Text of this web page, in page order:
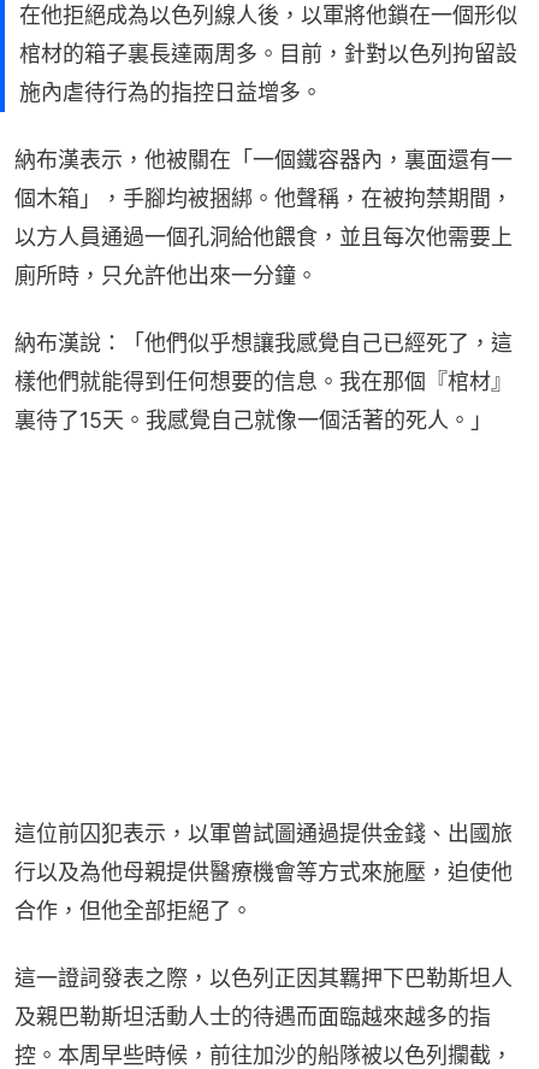
在他拒絕成為以色列線人後，以軍將他鎖在一個形似
棺材的箱子裏長達兩周多。目前，針對以色列拘留設
施內虐待行為的指控日益增多。
納布漢表示，他被關在「一個鐵容器內，裏面還有一
個木箱」，手腳均被捆綁。他聲稱，在被拘禁期間，
以方人員通過一個孔洞給他餵食，並且每次他需要上
廁所時，只允許他出來一分鐘。
納布漢說：「他們似乎想讓我感覺自己已經死了，這
樣他們就能得到任何想要的信息。我在那個『棺材』
裏待了15天。我感覺自己就像一個活著的死人。」
這位前囚犯表示，以軍曾試圖通過提供金錢、出國旅
行以及為他母親提供醫療機會等方式來施壓，迫使他
合作，但他全部拒絕了。
這一證詞發表之際，以色列正因其羈押下巴勒斯坦人
及親巴勒斯坦活動人士的待遇而面臨越來越多的指
控。本周早些時候，前往加沙的船隊被以色列攔截，